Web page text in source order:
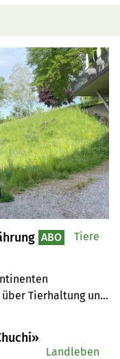
über Tierhaltung und
«Die Antworten
ein einfaches ‹mit
ABO Tiere
Landleben